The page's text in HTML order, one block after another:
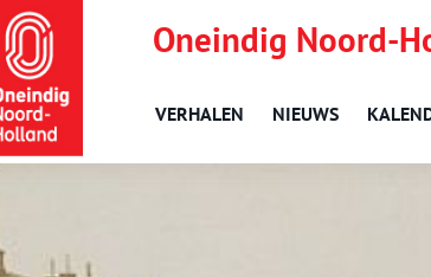
Oneindig Noord-
VERHALEN NIEUWS